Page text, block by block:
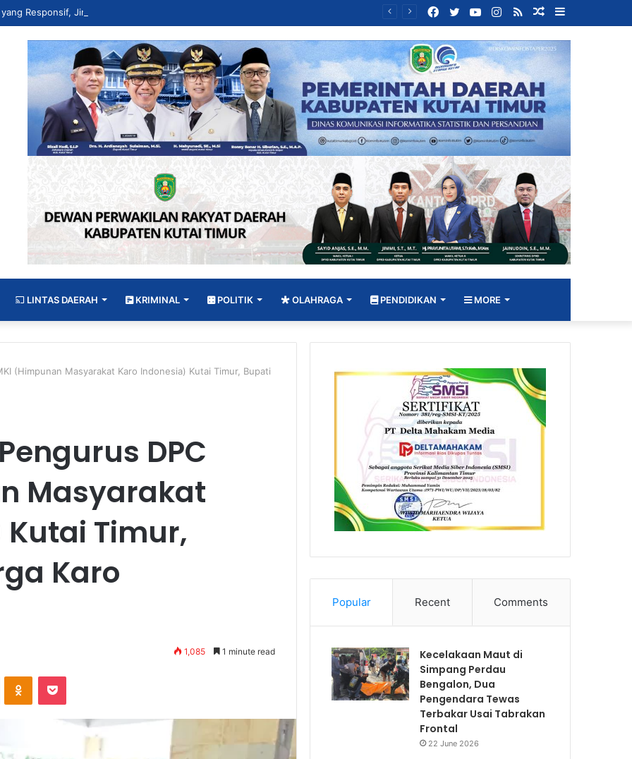
Random
Article
RSS
Instagram
YouTube
Twitter
Facebook
LINTAS DAERAH KRIMINAL POLITIK OLAHRAGA PENDIDIKAN MORE
(Himpunan Masyarakat Karo Indonesia) Kutai Timur, Bupati
DPC
Masyarakat
Timur,
Karo
1,085 1 minute read
Popular Recent Comments
Kecelakaan Maut di
Simpang Perdau
Bengalon, Dua
Pengendara Tewas
Terbakar Usai Tabrakan
Frontal
22 June 2026